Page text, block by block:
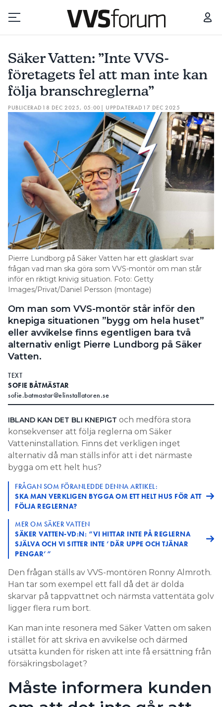
Prenumerera
Hantera prenumeration
Lediga jobb
Annonsera
Läs E-tidningen
Om tidningen
Kontakt
Information om GDPR
Search for:
Säker Vatten: ”Inte VVS-
företagets fel att man inte kan
följa branschreglerna”
PUBLICERAD 18 DEC 2025, 05:00 | UPPDATERAD 17 DEC 2025
Pierre Lundborg på Säker Vatten har ett glasklart svar
frågan vad man ska göra som VVS-montör om man står
inför en riktigt knivig situation. Foto: Getty
Images/Privat/Daniel Persson (montage)
Om man som VVS-montör står inför den
knepiga situationen ”bygg om hela huset”
eller avvikelse finns egentligen bara två
alternativ enligt Pierre Lundborg på Säker
Vatten.
TEXT
SOFIE BÅTMÄSTAR
sofie.batmastar@elinstallatoren.se
IBLAND KAN DET BLI KNEPIGT och medföra stora
konsekvenser att följa reglerna om Säker
Vatteninstallation. Finns det verkligen inget
alternativ då man ställs inför att i det närmaste
bygga om ett helt hus?
FRÅGAN SOM FÖRANLEDDE DENNA ARTIKEL:
SKA MAN VERKLIGEN BYGGA OM ETT HELT HUS FÖR ATT
FÖLJA REGLERNA?
MER OM SÄKER VATTEN
SÄKER VATTEN-VD:N: ”VI HITTAR INTE PÅ REGLERNA
SJÄLVA OCH VI SITTER INTE ’DÄR UPPE OCH TJÄNAR
PENGAR’”
Den frågan ställs av VVS-montören Ronny Almroth.
Han tar som exempel ett fall då det är dolda
skarvar på tappvattnet och närmsta vattentäta golv
ligger flera rum bort.
Kan man inte resonera med Säker Vatten om saken
i stället för att skriva en avvikelse och därmed
utsätta kunden för risken att inte få ersättning från
försäkringsbolaget?
Måste informera kunden